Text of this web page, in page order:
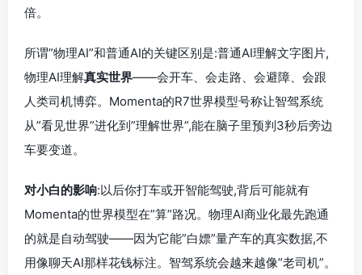
倍。
所谓”物理AI”和普通AI的关键区别是:普通AI理解文字图片,
物理AI理解真实世界——会开车、会走路、会避障、会跟
人类司机博弈。Momenta的R7世界模型号称让智驾系统
从”看见世界”进化到”理解世界”,能在脑子里预判3秒后旁边
车要变道。
对小白的影响:以后你打车或开智能驾驶,背后可能就有
Momenta的世界模型在”算”路况。物理AI商业化最先跑通
的就是自动驾驶——因为它能”白嫖”量产车的真实数据,不
用像聊天AI那样花钱标注。智驾系统会越来越像”老司机”。